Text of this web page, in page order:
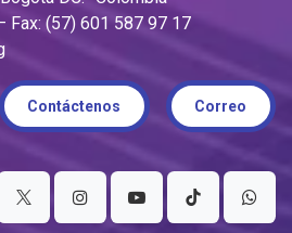
Fax: (57) 601 587 97 17
Contáctenos Correo